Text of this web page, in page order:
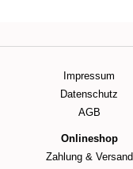
Impressum
Datenschutz
AGB
Onlineshop
Zahlung & Versand